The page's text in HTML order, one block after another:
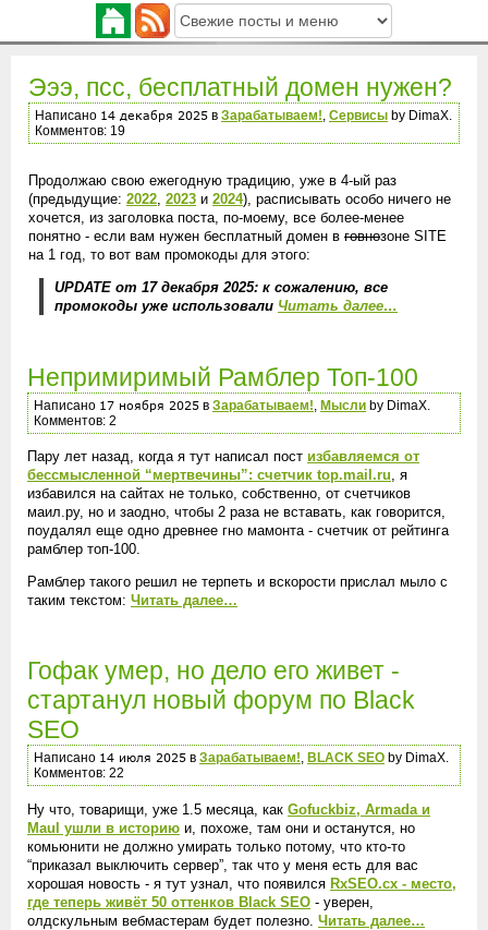
Эээ, псс, бесплатный домен нужен?
Написано в Зарабатываем! Сервисы by DimaX.
Комментов: 19
Продолжаю свою ежегодную традицию, уже в 4-ый раз
(предыдущие: 2022, 2023 и 2024), расписывать особо ничего не
хочется, из заголовка поста, по-моему, все более-менее
понятно - если вам нужен бесплатный домен в говнозоне SITE
на 1 год, то вот вам промокоды для этого:
UPDATE от 17 декабря 2025: к сожалению, все
промокоды уже использовали Читать далее…
Непримиримый Рамблер Топ-100
Написано в Зарабатываем! Мысли by DimaX.
Комментов: 2
Пару лет назад, когда я тут написал пост избавляемся от
бессмысленной “мертвечины”: счетчик top.mail.ru, я
избавился на сайтах не только, собственно, от счетчиков
маил.ру, но и заодно, чтобы 2 раза не вставать, как говорится,
поудалял еще одно древнее гно мамонта - счетчик от рейтинга
рамблер топ-100.
Рамблер такого решил не терпеть и вскорости прислал мыло с
таким текстом: Читать далее…
Гофак умер, но дело его живет -
стартанул новый форум по Black
SEO
Написано в Зарабатываем! BLACK SEO by DimaX.
Комментов: 22
Ну что, товарищи, уже 1.5 месяца, как Gofuckbiz, Armada и
Maul ушли в историю и, похоже, там они и останутся, но
комьюнити не должно умирать только потому, что кто-то
“приказал выключить сервер”, так что у меня есть для вас
хорошая новость - я тут узнал, что появился RxSEO.cx - место,
где теперь живёт 50 оттенков Black SEO - уверен,
олдскульным вебмастерам будет полезно. Читать далее…